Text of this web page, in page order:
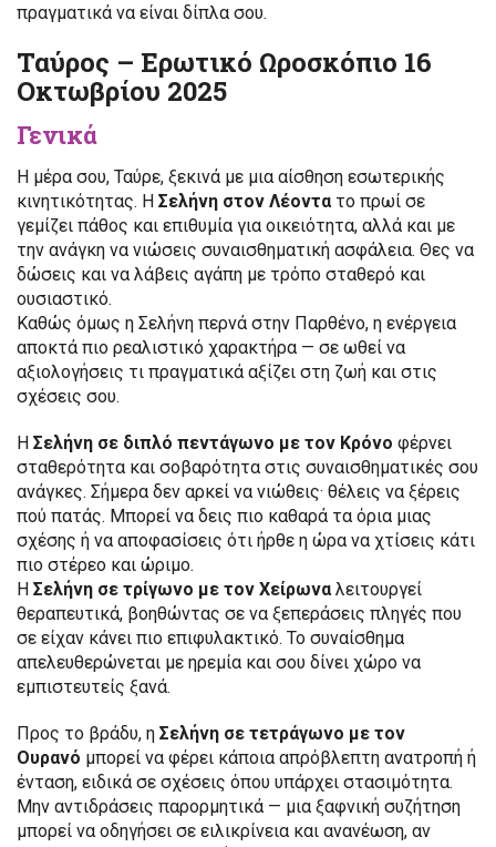
πραγματικά να είναι δίπλα σου.
Ταύρος – Ερωτικό Ωροσκόπιο 16
Οκτωβρίου 2025
Γενικά
Η μέρα σου, Ταύρε, ξεκινά με μια αίσθηση εσωτερικής
κινητικότητας. Η Σελήνη στον Λέοντατο πρωί σε
γεμίζει πάθος και επιθυμία για οικειότητα, αλλά και με
την ανάγκη να νιώσεις συναισθηματική ασφάλεια. Θες να
δώσεις και να λάβεις αγάπη με τρόπο σταθερό και
ουσιαστικό.
Καθώς όμως η Σελήνη περνά στην Παρθένο, η ενέργεια
αποκτά πιο ρεαλιστικό χαρακτήρα — σε ωθεί να
αξιολογήσεις τι πραγματικά αξίζει στη ζωή και στις
σχέσεις σου.
Η Σελήνη σε διπλό πεντάγωνο με τον Κρόνο φέρνει
σταθερότητα και σοβαρότητα στις συναισθηματικές σου
ανάγκες. Σήμερα δεν αρκεί να νιώθεις· θέλεις να ξέρεις
πού πατάς. Μπορεί να δεις πιο καθαρά τα όρια μιας
σχέσης ή να αποφασίσεις ότι ήρθε η ώρα να χτίσεις κάτι
πιο στέρεο και ώριμο.
Η Σελήνη σε τρίγωνο με τον Χείρωναλειτουργεί
θεραπευτικά, βοηθώντας σε να ξεπεράσεις πληγές που
σε είχαν κάνει πιο επιφυλακτικό. Το συναίσθημα
απελευθερώνεται με ηρεμία και σου δίνει χώρο να
εμπιστευτείς ξανά.
Προς το βράδυ, η Σελήνη σε τετράγωνο με τον
Ουρανό μπορεί να φέρει κάποια απρόβλεπτη ανατροπή ή
ένταση, ειδικά σε σχέσεις όπου υπάρχει στασιμότητα.
Μην αντιδράσεις παρορμητικά — μια ξαφνική συζήτηση
μπορεί να οδηγήσει σε ειλικρίνεια και ανανέωση, αν